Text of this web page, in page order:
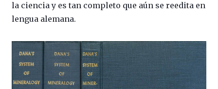
la ciencia y es tan completo que aún se reedita en
lengua alemana.